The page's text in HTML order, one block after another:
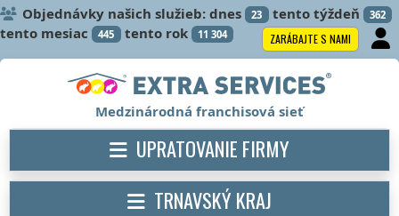
Objednávky našich služieb: dnes 23 tento týždeň 362
tento mesiac 445 tento rok 11 304 ZARÁBAJTE S NAMI
Medzinárodná franchisová sieť
UPRATOVANIE FIRMY
TRNAVSKÝ KRAJ